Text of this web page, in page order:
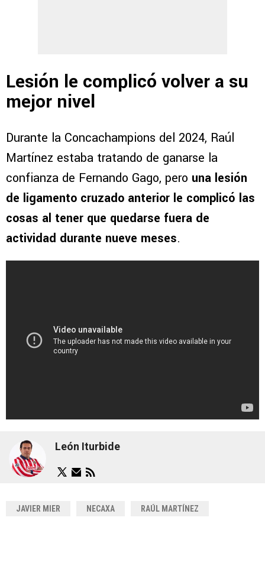
Lesión le complicó volver a su
mejor nivel
Durante la Concachampions del 2024, Raúl
Martínez estaba tratando de ganarse la
confianza de Fernando Gago, pero una lesión
de ligamento cruzado anterior le complicó las
cosas al tener que quedarse fuera de
actividad durante nueve meses.
León Iturbide
JAVIER MIER NECAXA RAÚL MARTÍNEZ